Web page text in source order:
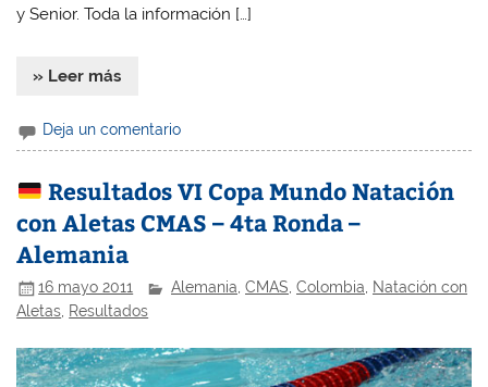
y Senior. Toda la información […]
» Leer más
Deja un comentario
Resultados VI Copa Mundo Natación
con Aletas CMAS – 4ta Ronda –
Alemania
16 mayo 2011 Alemania ,CMAS ,Colombia
Natación con
Aletas Resultados